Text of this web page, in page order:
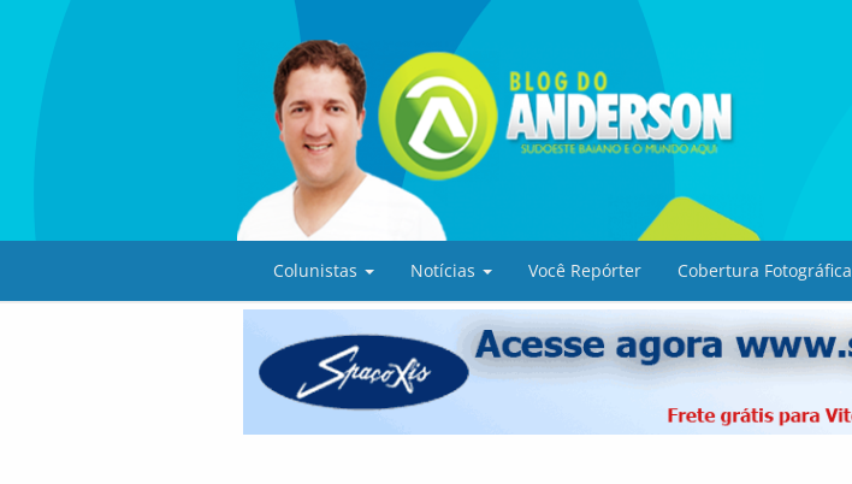
Colunistas Notícias Você Repórter Cobertura Fotográfica